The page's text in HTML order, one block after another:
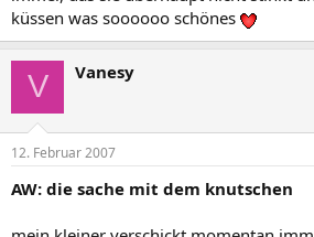
küssen was soooooo schönes
V Vanesy
12. Februar 2007
AW: die sache mit dem knutschen